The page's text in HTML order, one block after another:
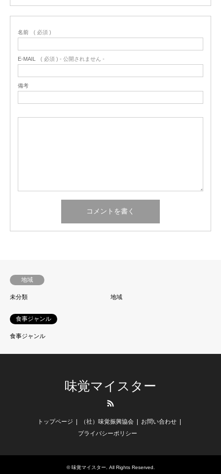
名前 ( 必須 )
E-MAIL ( 必須 ) - 公開されません -
備考
地域
未分類 地域
食事ジャンル
食事ジャンル
味覚マイスター
トップページ （社）味覚振興協会
お問い合わせ
プライバシーポリシー
©味覚マイスター . All Rights Reserved.